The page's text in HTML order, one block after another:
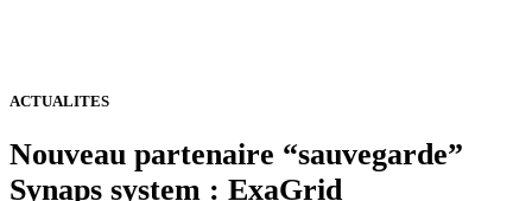
ACTUALITES
Nouveau partenaire “sauvegarde”
Synaps system : ExaGrid